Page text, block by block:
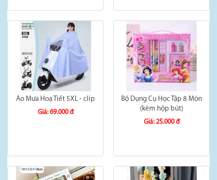
Áo Mưa Hoạ Tiết 5XL - clip
Giá: 69.000 đ
Bộ Dụng Cụ Học Tập 8 Món
(kèm hộp bút)
Giá: 25.000 đ